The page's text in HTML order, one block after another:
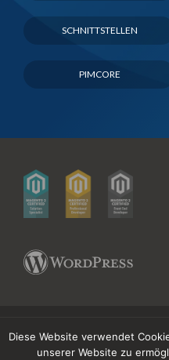
SCHNITTSTELLEN
PIMCORE
Unser Angebot richtet sich
Diese Website verwendet
unserer Website zu